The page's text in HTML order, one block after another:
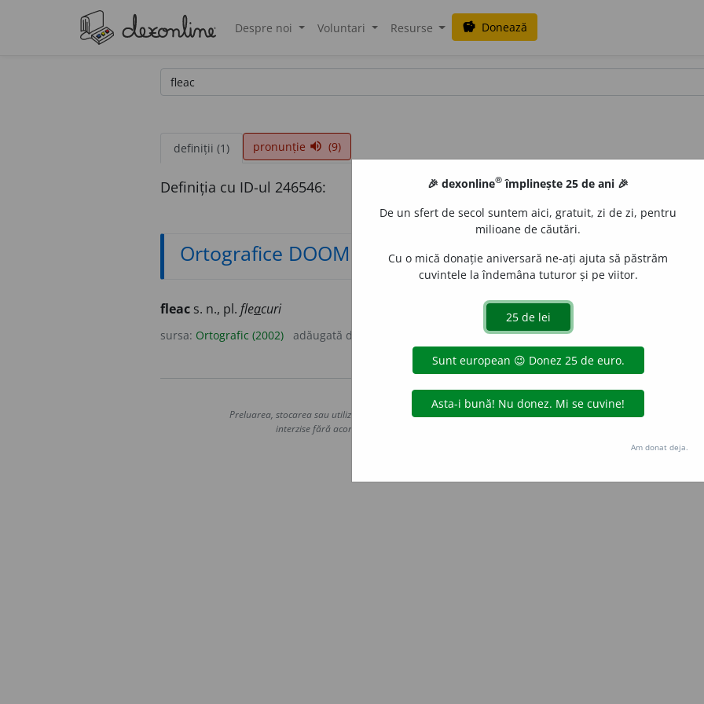
Despre noi Voluntari Resurse savings Donează
definiții (1) pronunție volume_up (9)
Definiția cu ID-ul 246546:
Ortografice DOOM
fleac s. n., pl. fleacuri
sursa: Ortografic (2002) adăugată de
Copyright © 2004-2026 dexonline (https://dexonline.ro)
Preluarea, stocarea sau utilizarea datelor de pe acest site, inclusiv prin orice metode de extragere automată
interzise fără acordul nostru prealabil scris, cu excepția seturilor de date oferite oficial spre utilizare
Hosterion
🎉 dexonline® împlinește 25 de ani 🎉
De un sfert de secol suntem aici, gratuit, zi de zi, pentru
milioane de căutări.
Cu o mică donație aniversară ne-ați ajuta să păstrăm
cuvintele la îndemâna tuturor și pe viitor.
Am donat deja.